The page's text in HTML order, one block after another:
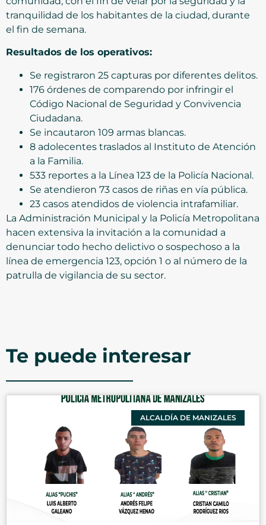
tranquilidad de los habitantes de la ciudad, durante
el fin de semana.
Resultados de los operativos:
Se registraron 25 capturas por diferentes delitos.
176 órdenes de comparendo por infringir el
Código Nacional de Seguridad y Convivencia
Ciudadana.
Se incautaron 109 armas blancas.
8 adolecentes traslados al Instituto de Atención
a la Familia.
533 reportes a la Línea 123 de la Policía Nacional.
Se atendieron 73 casos de riñas en vía pública.
23 casos atendidos de violencia intrafamiliar.
La Administración Municipal y la Policía Metropolitana
hacen extensiva la invitación a la comunidad a
denunciar todo hecho delictivo o sospechoso a la
línea de emergencia 123, opción 1 o al número de la
patrulla de vigilancia de su sector.
Te puede interesar
ALCALDÍA DE MANIZALES